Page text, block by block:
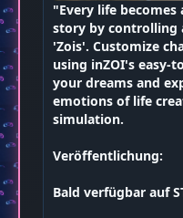
"Every life
story by controlling
'Zois'. Customize
using inZOI's easy-
your dreams and
emotions of life
simulation.
Veröffentlichung:
Bald verfügbar auf